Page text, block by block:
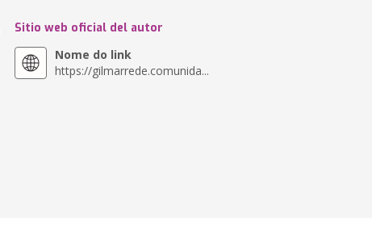
Sitio web oficial del autor
Nome do link
https://gilmarrede.comunida...